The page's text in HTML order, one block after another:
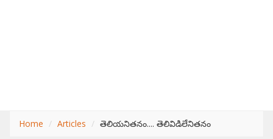
Home Articles తెలియనితనం.... తెలివిడిలేనితనం